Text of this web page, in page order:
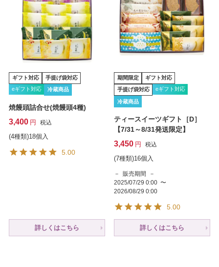
ギフト対応
手提げ袋対応
eギフト対応
冷蔵商品
焼饅頭詰合せ(焼饅頭4種)
3,400 税込
(4種類)18個入
5.00
詳しくはこちら
期間限定 ギフト対応
手提げ袋対応 eギフト対応
冷蔵商品
ティースイーツギフト［D］
【7/31～8/31発送限定】
3,450 税込
(7種類)16個入
販売期間
2025/07/29 0:00 〜
2026/08/29 0:00
5.00
詳しくはこちら